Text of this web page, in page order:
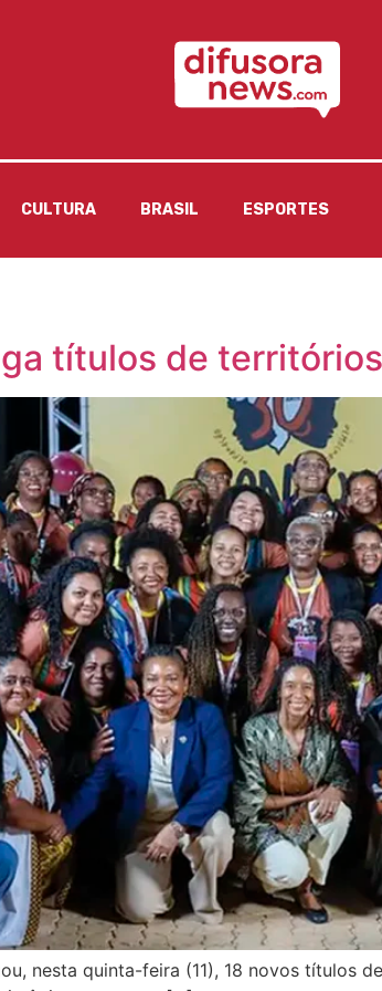
CULTURA BRASIL ESPORTES
títulos de
nesta quinta-feira (11), 18 novos títulos